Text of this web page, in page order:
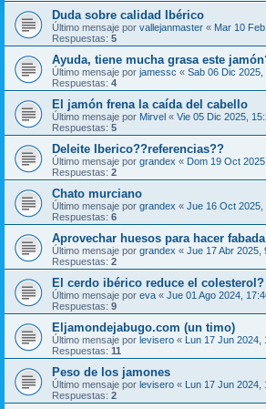
Duda sobre calidad Ibérico
Último mensaje por vallejanmaster « Mar 10
Respuestas: 5
Ayuda, tiene mucha grasa este
Último mensaje por jamessc « Sab 06 Dic 2025,
Respuestas: 4
El jamón frena la caída del cabello
Último mensaje por Mirvel « Vie 05 Dic 2025,
Respuestas: 5
Deleite Iberico??referencias??
Último mensaje por grandex « Dom 19 Oct
Respuestas: 2
Chato murciano
Último mensaje por grandex « Jue 16 Oct 2025,
Respuestas: 6
Aprovechar huesos para hacer fabada
Último mensaje por grandex « Jue 17 Abr 2025,
Respuestas: 2
El cerdo ibérico reduce el colesterol?
Último mensaje por eva « Jue 01 Ago 2024,
Respuestas: 9
Eljamondejabugo.com (un timo)
Último mensaje por levisero « Lun 17 Jun 2024,
Respuestas: 11
Peso de los jamones
Último mensaje por levisero « Lun 17 Jun 2024,
Respuestas: 2